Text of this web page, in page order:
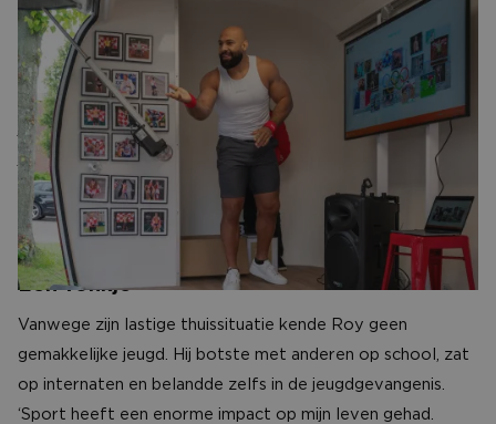
De goedlachse krachtpatser uit de Haagse Beemden
voetbalde bij WDS’19, zat in de klas bij voormalig NAC-
speler Mats Seuntjens en de oorsprong van zijn
judocarrière ligt ook in de Parel van het Zuiden. ‘Het
judoën bij vereniging Majaheicha Ryu in Breda heeft de
basis gelegd voor de mooiste herinneringen in mijn leven',
vertelt Meyer.
Eén vonkje
Vanwege zijn lastige thuissituatie kende Roy geen
gemakkelijke jeugd. Hij botste met anderen op school, zat
op internaten en belandde zelfs in de jeugdgevangenis.
‘Sport heeft een enorme impact op mijn leven gehad.